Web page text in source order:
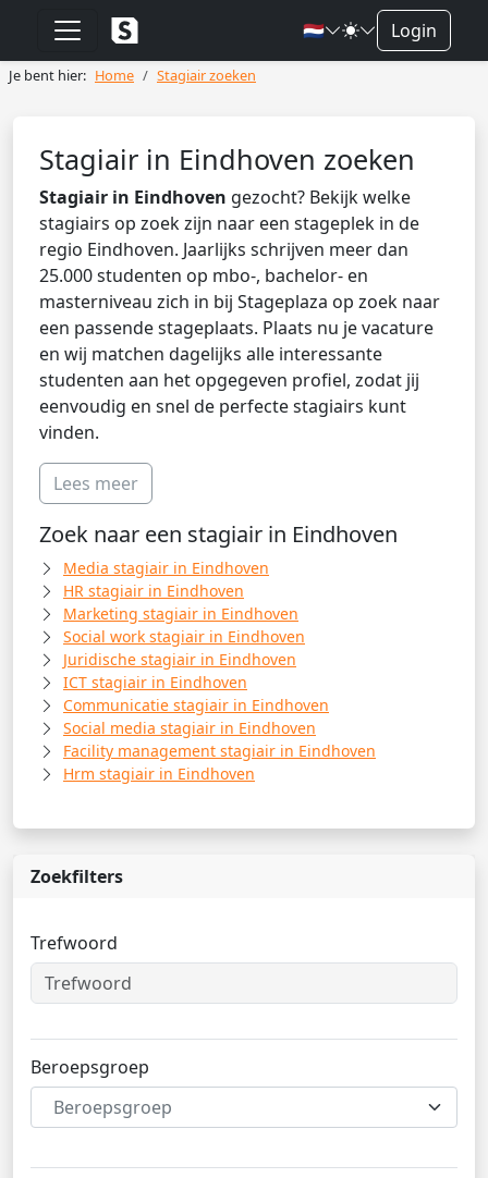
🇳🇱 Login
Je bent hier: Home Stagiair zoeken
Stagiair in Eindhoven zoeken
Stagiair in Eindhoven gezocht? Bekijk welke
stagiairs op zoek zijn naar een stageplek in de
regio Eindhoven. Jaarlijks schrijven meer dan
25.000 studenten op mbo-, bachelor- en
masterniveau zich in bij Stageplaza op zoek naar
een passende stageplaats. Plaats nu je vacature
en wij matchen dagelijks alle interessante
studenten aan het opgegeven profiel, zodat jij
eenvoudig en snel de perfecte stagiairs kunt
vinden.
Lees meer
Zoek naar een stagiair in Eindhoven
Media stagiair in Eindhoven
HR stagiair in Eindhoven
Marketing stagiair in Eindhoven
Social work stagiair in Eindhoven
Juridische stagiair in Eindhoven
ICT stagiair in Eindhoven
Communicatie stagiair in Eindhoven
Social media stagiair in Eindhoven
Facility management stagiair in Eindhoven
Hrm stagiair in Eindhoven
Zoekfilters
Trefwoord
Beroepsgroep
Beroepsgroep